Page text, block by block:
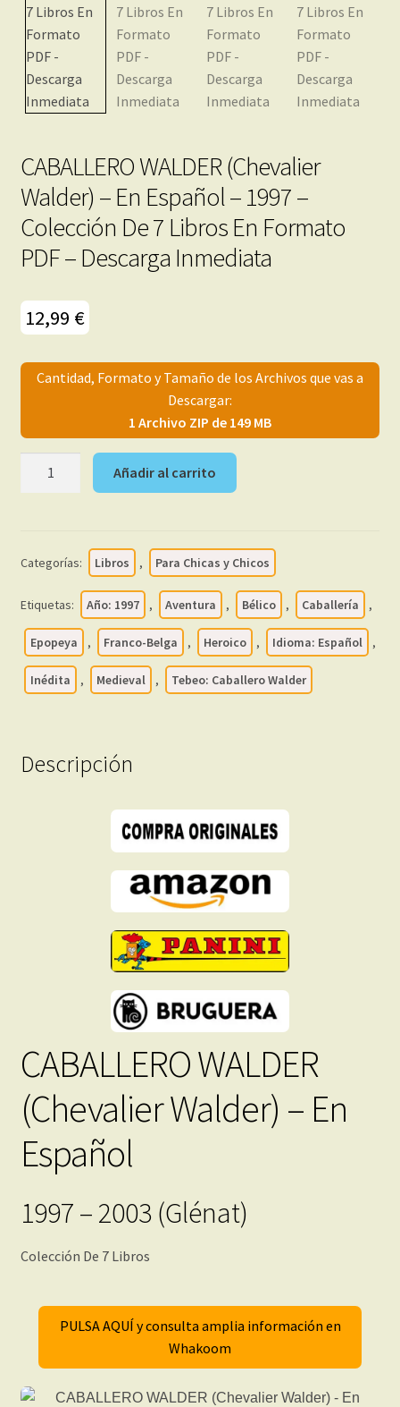
menú
hijo
Mi cuenta
CABALLERO WALDER (Chevalier
Walder) – En Español – 1997 –
Colección De 7 Libros En Formato
PDF – Descarga Inmediata
12,99 €
Cantidad, Formato y Tamaño de los Archivos que vas a
Descargar:
1 Archivo ZIP de 149 MB
CABALLERO
Español
1997
-
Colección
Libros
En
Añadir al carrito
Categorías: Libros , Para Chicas y Chicos
Etiquetas: Año: 1997 , Aventura , Bélico , Caballería ,
Epopeya , Franco-Belga , Heroico , Idioma: Español ,
Inédita , Medieval , Tebeo: Caballero Walder
Descripción
CABALLERO WALDER
(Chevalier Walder) – En
Español
1997 – 2003 (Glénat)
Colección De 7 Libros
PULSA AQUÍ y consulta amplia información en
Whakoom